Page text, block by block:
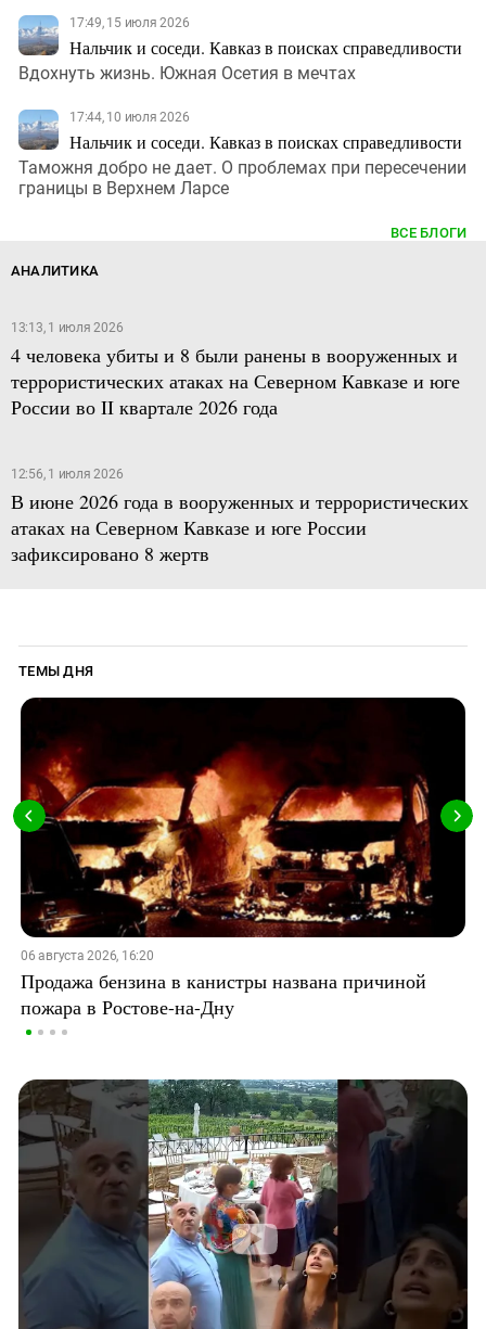
17:49, 15 июля 2026
Нальчик и соседи. Кавказ в поисках справедливости
Вдохнуть жизнь. Южная Осетия в мечтах
17:44, 10 июля 2026
Нальчик и соседи. Кавказ в поисках справедливости
Таможня добро не дает. О проблемах при пересечении
границы в Верхнем Ларсе
ВСЕ БЛОГИ
АНАЛИТИКА
13:13, 1 июля 2026
4 человека убиты и 8 были ранены в вооруженных и
террористических атаках на Северном Кавказе и юге
России во II квартале 2026 года
12:56, 1 июля 2026
В июне 2026 года в вооруженных и террористических
атаках на Северном Кавказе и юге России
зафиксировано 8 жертв
ТЕМЫ ДНЯ
06 августа 2026, 16:20
Продажа бензина в канистры названа причиной
пожара в Ростове-на-Дну